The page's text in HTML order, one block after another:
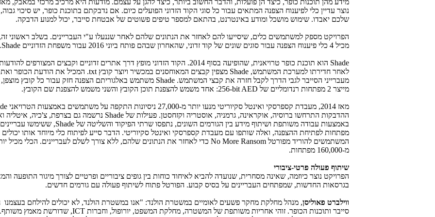
מידע מהן תוכנות כופר, כיצד הן פועלות, והדבר החשוב ביותר, כיצד להגן על עצמם. מודעות היא מרכיב מרכזי במאבק,
נוצר עדיין כלי לפיענוח הצפנה המתאים עבור כל סוגי הקוד הזדוני הפועלים כיום. אם נדבקתם בתוכנת כופר, יש סיכוי
שלכם יאבדו. שימוש מושכל ומודע באינטרנט, בהתאם למספר טיפים פשוטים של אבטחת סייבר, יכול למנוע הדבקה.
הפרויקט מספק למשתמשים כלים, שיסייעו להם לאחזר את הנתונים שלהם לאחר שננעלו ע"י העבריינים. בשלב ראשוני
מכיל 4 כלי פיענוח הצפנה עבור סוגים שונים של קוד זדוני, שהאחרון שבהם פותח ביוני 2016 עבור משפחת הזדוניים
Shade
.
Shade
הוא תוכנת כופר טרויאנית, שהופיעה בסוף 2014. הקוד הזדוני מופץ דרך אתרים זדוניים וקבצים המצורפים
לאחר חדירתו למערכת המשתמש,Shade מצפין קבצים המאוחסנים במכשיר ויוצר קובץ.txt המכיל את הודעת הכופר
מעברייני הסייבר לגבי הדרך לקבל חזרה את קבצי המשתמש.Shade משתמש באלגוריתם הצפנה חזק עבור כל קובץ
מייצר 2 מפתחות רנדומליים של
256-bit AED: אחד משמש להצפנת תוכן הקובץ והשני משמש להצפנת שם הקובץ.
מאז 2014, מעבדת קספרסקי ואינטל סקיוריטי מנעו יותר מ-27,000 ניסיונות התקפה על משתמשים באמצעות הטרויאני
ההדבקות התרחשו ברוסיה, אוקראינה, גרמניה, אוסטריה וקזחסטן. פעילות שלShade נרשמה גם בצרפת, צ'כיה, איטליה
באמצעות עבודה משותפת ושיתוף מידע בין הגורמים השונים, נתפסו שרתי הפיקוד והשליטה של,Shade ששימשו
מפתחות לפתיחת ההצפנה, ואלה שותפו עם מעבדת קספרסקי ואינטל סקיוריטי. הדבר סייע לפיתוח כלי מיוחד אותו יכולים
המשתמשים להוריד מפורטלNo More Ransom כדי לאחזר את הנתונים שלהם, ללא צורך לשלם לעבריינים. הכלי מכיל
מ-160,000 מפתחות.
שיתוף פעולה פרטי-ציבורי
הפרויקט נוצר כיוזמה, שאינה מסחרית, שנועדה להביא לאיחוד כוחות בין גופים ציבוריים ופרטיים לצורך מיגור התופעה
בגרסאות החדשות, שמפתחים העבריינים על בסיס קבוע. הפורטל פתוח לשיתוף פעולה עם גורמים חדשים.
ווילברט פאוליסן, מנהל מחלקת מחקר פשעים לאומיים במשטרת הולנד: "אנו במשטרת הולנד, לא יכולים להילחם בעצמנו
סייבר ותוכנות הכופר. זוהי אחריות משותפת של המשטרה, מחלקת המשפט, יורופול, וחברותICT, שדורשת מאמץ משותף.